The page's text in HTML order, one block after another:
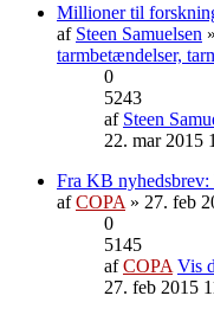
Millioner til
af Steen Samuelsen
tarmbetændelser,
0
5243
af Steen
22. mar 2015
Fra KB nyhedsbrev:
afCOPA » 27. feb
0
5145
afCOPA Vis
27. feb 2015